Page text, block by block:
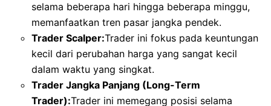
selama beberapa hari hingga beberapa minggu,
memanfaatkan tren pasar jangka pendek.
Trader Scalper:Trader ini fokus pada keuntungan
kecil dari perubahan harga yang sangat kecil
dalam waktu yang singkat.
Trader Jangka Panjang (Long-Term
Trader):Trader ini memegang posisi selama